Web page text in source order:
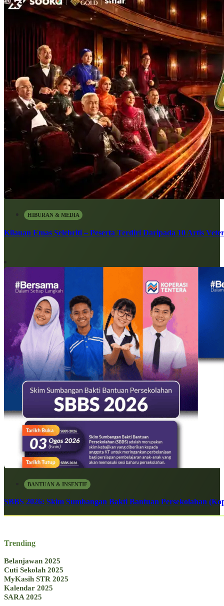
HIBURAN & MEDIA
Kilauan Emas Selebriti – Peserta Terdiri Daripada 10 Artis
BANTUAN & INSENTIF
SBBS 2026: Skim Sumbangan Bakti Bantuan Persekolahan
Trending
Belanjawan 2025
Cuti Sekolah 2025
MyKasih STR 2025
Kalendar 2025
SARA 2025